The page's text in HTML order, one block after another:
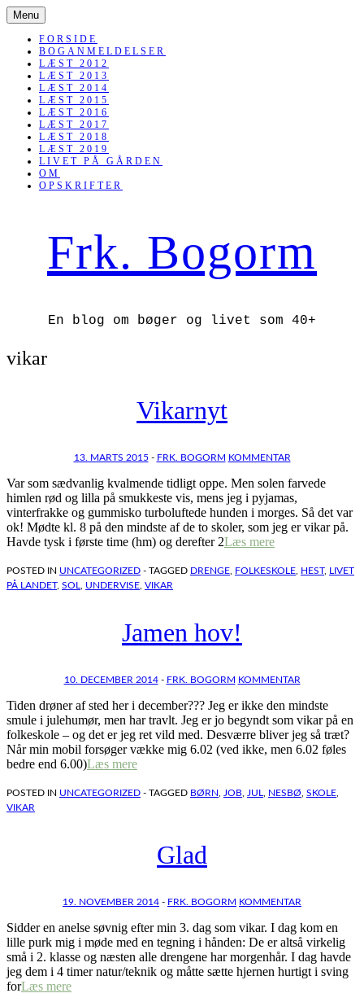
Menu SKIP
TO
CONTENT
FORSIDE
BOGANMELDELSER
LÆST 2012
LÆST 2013
LÆST 2014
LÆST 2015
LÆST 2016
LÆST 2017
LÆST 2018
LÆST 2019
LIVET PÅ GÅRDEN
OM
OPSKRIFTER
Frk. Bogorm
En blog om bøger og livet som 40+
vikar
Vikarnyt
13. MARTS 2015 - FRK. BOGORM KOMMENTAR
Var som sædvanlig kvalmende tidligt oppe. Men solen farvede
himlen rød og lilla på smukkeste vis, mens jeg i pyjamas,
vinterfrakke og gummisko turboluftede hunden i morges. Så det var
ok! Mødte kl. 8 på den mindste af de to skoler, som jeg er vikar på.
Havde tysk i første time (hm) og derefter 2Læs mere
POSTED IN UNCATEGORIZED - TAGGED DRENGE FOLKESKOLE HEST,
LIVET
PÅ LANDET, SOL UNDERVISE VIKAR
Jamen hov!
10. DECEMBER 2014- FRK. BOGORM KOMMENTAR
Tiden drøner af sted her i december??? Jeg er ikke den mindste
smule i julehumør, men har travlt. Jeg er jo begyndt som vikar på en
folkeskole – og det er jeg ret vild med. Desværre bliver jeg så træt?
Når min mobil forsøger vække mig 6.02 (ved ikke, men 6.02 føles
bedre end 6.00)Læs mere
POSTED IN UNCATEGORIZED - TAGGED BØRN JOB JUL NESBØ SKOLE
VIKAR
Glad
19. NOVEMBER 2014 - FRK. BOGORM KOMMENTAR
Sidder en anelse søvnig efter min 3. dag som vikar. I dag kom en
lille purk mig i møde med en tegning i hånden: De er altså virkelig
små i 2. klasse og næsten alle drengene har morgenhår. I dag havde
jeg dem i 4 timer natur/teknik og måtte sætte hjernen hurtigt i sving
forLæs mere